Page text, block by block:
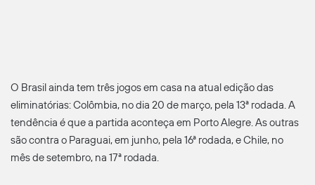
O Brasil ainda tem três jogos em casa na atual edição das
eliminatórias: Colômbia, no dia 20 de março, pela 13ª rodada. A
tendência é que a partida aconteça em Porto Alegre. As outras
são contra o Paraguai, em junho, pela 16ª rodada, e Chile, no
mês de setembro, na 17ª rodada.